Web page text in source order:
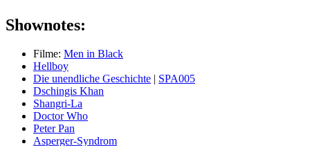
Shownotes:
Filme: Men in Black
Hellboy
Die unendliche Geschichte | SPA005
Dschingis Khan
Shangri-La
Doctor Who
Peter Pan
Asperger-Syndrom